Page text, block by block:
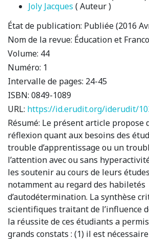
Joly Jacques ( Auteur )
État de publication: Publiée (2016
Nom de la revue: Éducation et
Volume: 44
Numéro: 1
Intervalle de pages: 24-45
ISBN: 0849-1089
URL: https://id.erudit.org/iderudit/
Résumé: Le présent article propose
réflexion quant aux besoins des
trouble d’apprentissage ou un
l’attention avec ou sans
les soutenir au cours de leurs
notamment au regard des habiletés
d’autodétermination. La synthèse
scientifiques traitant de l’influence
la réussite de ces étudiants a
grands constats : (1) il est